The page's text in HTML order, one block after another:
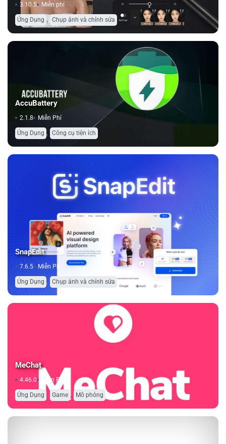
3.10.5 Miễn phí
Ứng Dụng , Chụp ảnh và chỉnh sửa
Accu​Battery
2.1.8 Miễn Phí
Ứng Dụng , Công cụ tiện ích
SnapEdit
7.6.5 Miễn Phí
Ứng Dụng , Chụp ảnh và chỉnh sửa
MeChat
4.46.0 Miễn Phí
Ứng Dụng , Game , Mô phỏng